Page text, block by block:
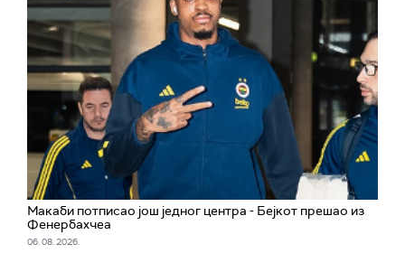
Макаби потписао још једног центра - Бејкот прешао из
Фенербахчеа
06. 08. 2026.